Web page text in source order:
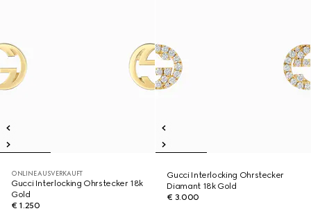
ONLINE AUSVERKAUFT
Gucci Interlocking Ohrstecker 18k
Gold
€ 1.250
Gucci Interlocking Ohrstecker
Diamant 18k Gold
€ 3.000